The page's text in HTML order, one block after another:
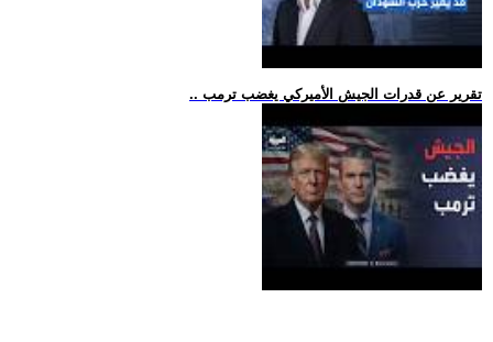
.. تقرير عن قدرات الجيش الأميركي يغضب ترمب